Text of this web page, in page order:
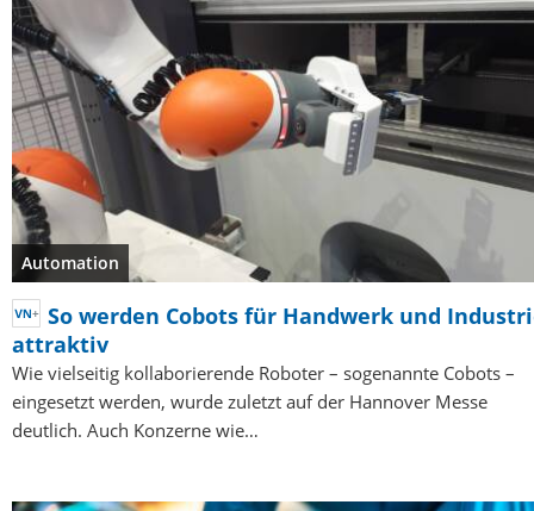
Automation
So werden Cobots für Handwerk und
attraktiv
Wie vielseitig kollaborierende Roboter – sogenannte Cobots –
eingesetzt werden, wurde zuletzt auf der Hannover Messe
deutlich. Auch Konzerne wie…